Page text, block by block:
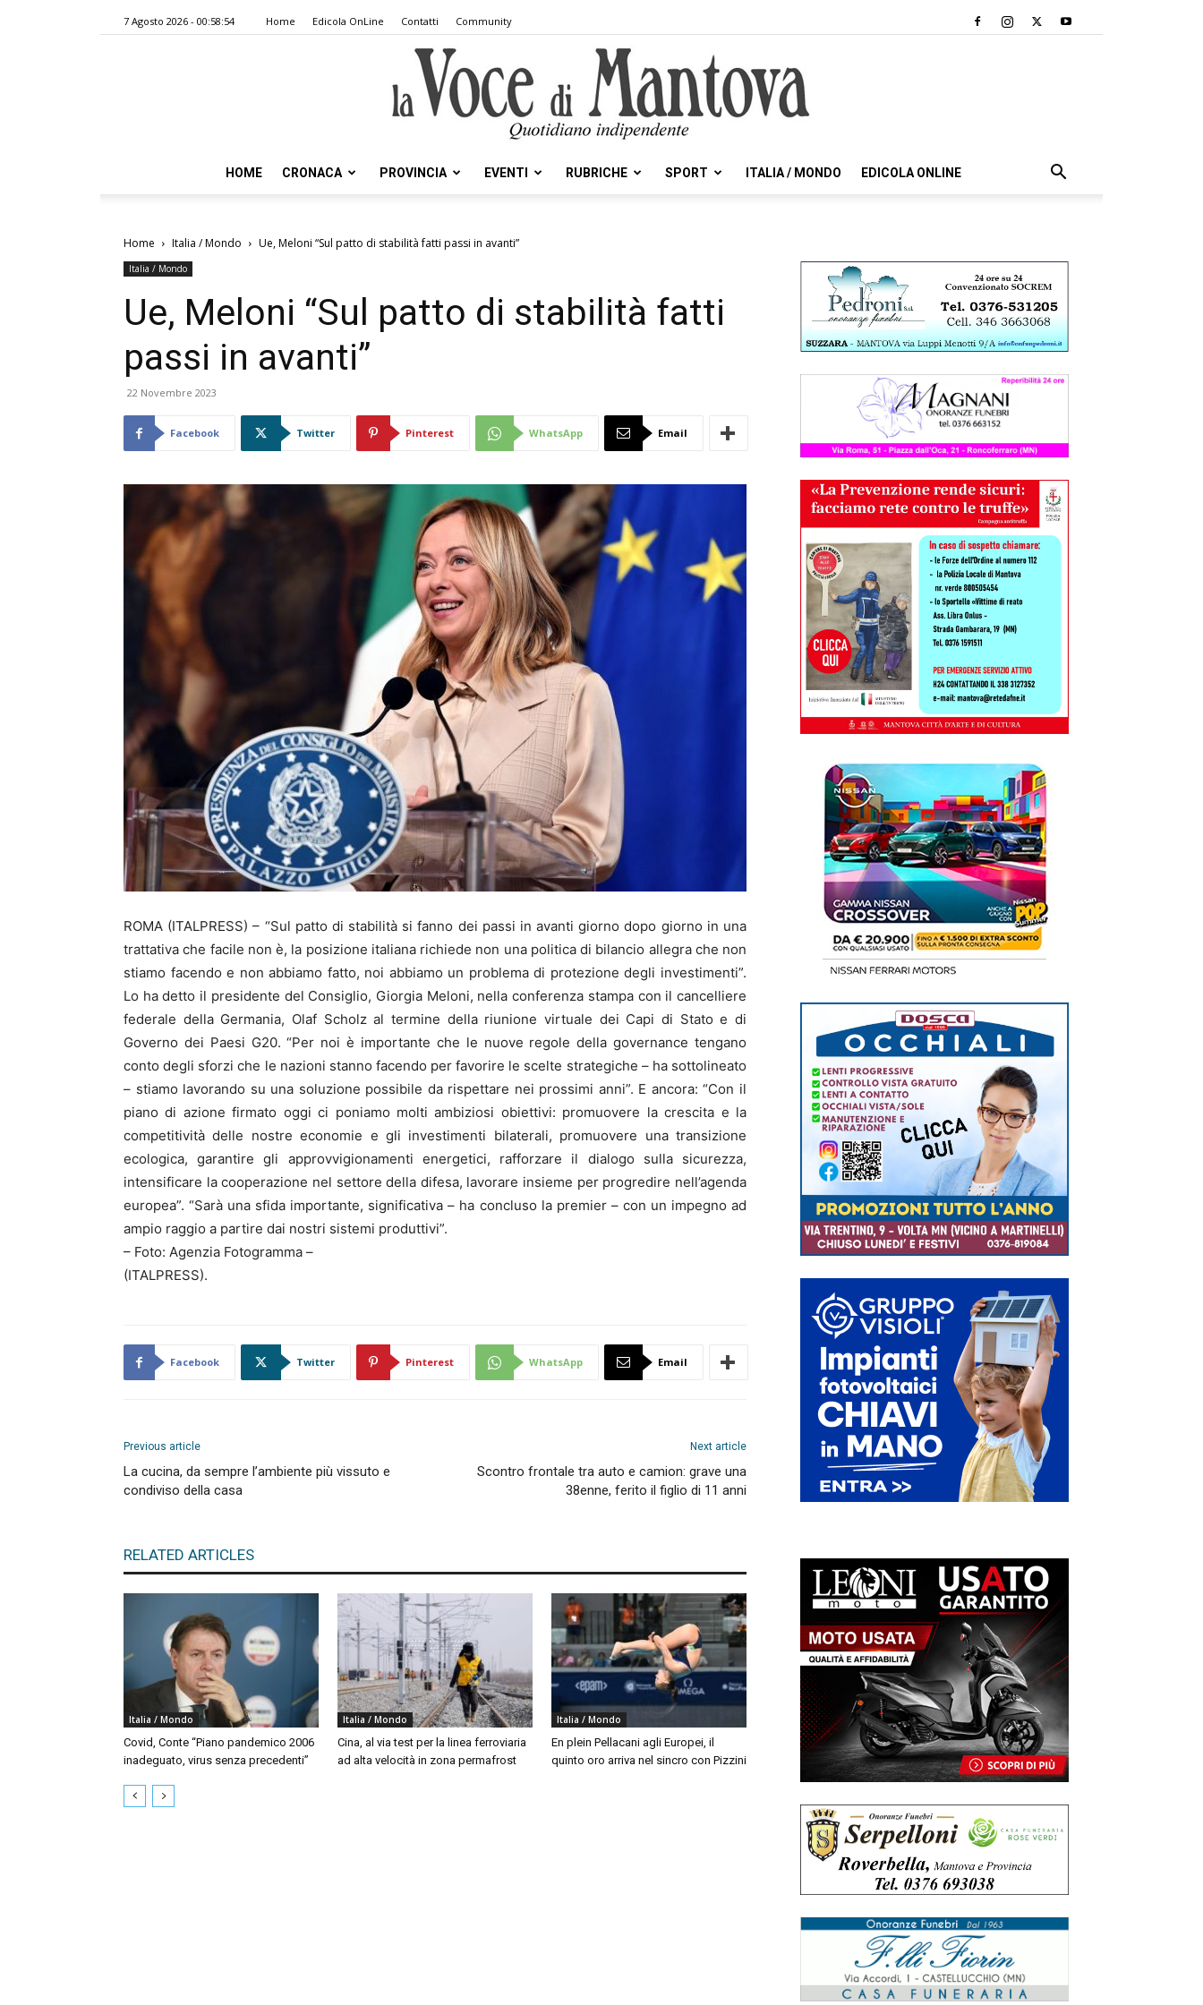
7 Agosto 2026 - 00:58:54 Home Edicola OnLine Contatti Community
Voce
Mantova
HOME CRONACA PROVINCIA EVENTI RUBRICHE SPORT ITALIA / MONDO EDICOLA ONLINE
Home Italia / Mondo Ue, Meloni “Sul patto di stabilità fatti passi in avanti”
Italia / Mondo
Ue, Meloni “Sul patto di stabilità fatti
passi in avanti”
22 Novembre 2023
Facebook Twitter Pinterest WhatsApp Email
ROMA (ITALPRESS) – “Sul patto di stabilità si fanno dei passi in avanti giorno dopo giorno in una
trattativa che facile non è, la posizione italiana richiede non una politica di bilancio allegra che non
stiamo facendo e non abbiamo fatto, noi abbiamo un problema di protezione degli investimenti”.
Lo ha detto il presidente del Consiglio, Giorgia Meloni, nella conferenza stampa con il cancelliere
federale della Germania, Olaf Scholz al termine della riunione virtuale dei Capi di Stato e di
Governo dei Paesi G20. “Per noi è importante che le nuove regole della governance tengano
conto degli sforzi che le nazioni stanno facendo per favorire le scelte strategiche – ha sottolineato
– stiamo lavorando su una soluzione possibile da rispettare nei prossimi anni”. E ancora: “Con il
piano di azione firmato oggi ci poniamo molti ambiziosi obiettivi: promuovere la crescita e la
competitività delle nostre economie e gli investimenti bilaterali, promuovere una transizione
ecologica, garantire gli approvvigionamenti energetici, rafforzare il dialogo sulla sicurezza,
intensificare la cooperazione nel settore della difesa, lavorare insieme per progredire nell’agenda
europea”. “Sarà una sfida importante, significativa – ha concluso la premier – con un impegno ad
ampio raggio a partire dai nostri sistemi produttivi”.
– Foto: Agenzia Fotogramma –
(ITALPRESS).
Facebook Twitter Pinterest WhatsApp Email
Previous article
La cucina, da sempre l’ambiente più vissuto e
condiviso della casa
Next article
Scontro frontale tra auto e camion: grave una
38enne, ferito il figlio di 11 anni
RELATED ARTICLES
Italia / Mondo
Covid, Conte “Piano pandemico 2006
inadeguato, virus senza precedenti”
Italia / Mondo
Cina, al via test per la linea ferroviaria
ad alta velocità in zona permafrost
Italia / Mondo
En plein Pellacani agli Europei, il
quinto oro arriva nel sincro con Pizzini